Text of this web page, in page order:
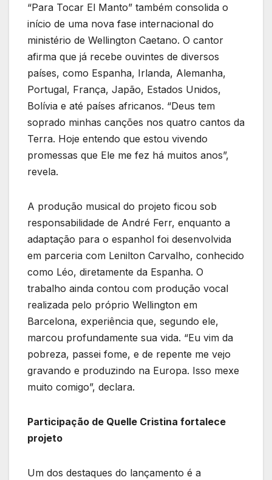
“Para Tocar El Manto” também consolida o
início de uma nova fase internacional do
ministério de Wellington Caetano. O cantor
afirma que já recebe ouvintes de diversos
países, como Espanha, Irlanda, Alemanha,
Portugal, França, Japão, Estados Unidos,
Bolívia e até países africanos. “Deus tem
soprado minhas canções nos quatro cantos da
Terra. Hoje entendo que estou vivendo
promessas que Ele me fez há muitos anos”,
revela.
A produção musical do projeto ficou sob
responsabilidade de André Ferr, enquanto a
adaptação para o espanhol foi desenvolvida
em parceria com Lenilton Carvalho, conhecido
como Léo, diretamente da Espanha. O
trabalho ainda contou com produção vocal
realizada pelo próprio Wellington em
Barcelona, experiência que, segundo ele,
marcou profundamente sua vida. “Eu vim da
pobreza, passei fome, e de repente me vejo
gravando e produzindo na Europa. Isso mexe
muito comigo”, declara.
Participação de Quelle Cristina fortalece
projeto
Um dos destaques do lançamento é a